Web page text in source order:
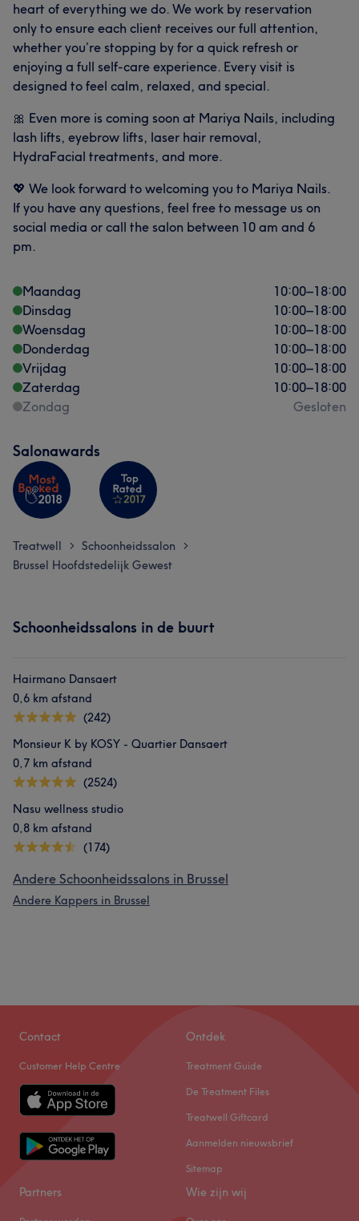
heart of everything we do. We work by reservation
only to ensure each client receives our full attention,
whether you’re stopping by for a quick refresh or
enjoying a full self-care experience. Every visit is
designed to feel calm, relaxed, and special.
🎀 Even more is coming soon at Mariya Nails, including
lash lifts, eyebrow lifts, laser hair removal,
HydraFacial treatments, and more.
💖 We look forward to welcoming you to Mariya Nails.
If you have any questions, feel free to message us on
social media or call the salon between 10 am and 6
pm.
Maandag 10:00–18:00
Dinsdag
10:00–18:00
Woensdag
10:00–18:00
Donderdag
10:00–18:00
Vrijdag
10:00–18:00
Zaterdag
10:00–18:00
Zondag
Gesloten
Salonawards
Treatwell > Schoonheidssalon >
Brussel Hoofdstedelijk Gewest
Schoonheidssalons in de buurt
Hairmano Dansaert
0,6 km afstand
(242)
Monsieur K by KOSY - Quartier Dansaert
0,7 km afstand
(2524)
Nasu wellness studio
0,8 km afstand
(174)
Andere Schoonheidssalons in Brussel
Andere Kappers in Brussel
Contact
Customer Help Centre
Ontdek
Treatment Guide
De Treatment Files
Treatwell Giftcard
Aanmelden nieuwsbrief
Sitemap
Partners Wie zijn wij